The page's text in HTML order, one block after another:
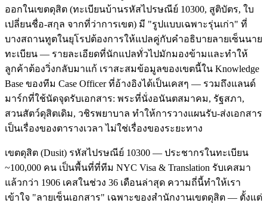
ออกในเขตดุสิต (ทะเบียนบ้านรหัสไปรษณีย์ 10300, สูติบัตร, ใบ
เปลี่ยนชื่อ-สกุล จากที่ว่าการเขต) มี "รูปแบบเฉพาะรุ่นเก่า" ที่
บางสถานทูตในยุโรปต้องการให้แปลคู่กับคำอธิบายลายเซ็นนาย
ทะเบียน — รายละเอียดที่นักแปลทั่วไปมักมองข้ามและทำให้
ลูกค้าต้องวิ่งกลับมาแก้ เราสะสมข้อมูลของเขตนี้ใน Knowledge
Base ของทีม Case Officer ที่อ้างอิงได้เป็นเคสๆ — รวมถึงแลนด์
มาร์กที่ใช้นัดจุดรับเอกสาร: พระที่นั่งอนันตสมาคม, รัฐสภา,
สวนสัตว์ดุสิตเดิม, วชิรพยาบาล ทำให้การวางแผนรับ-ส่งเอกสาร
เป็นเรื่องของตารางเวลา ไม่ใช่เรื่องของระยะทาง
เขตดุสิต (Dusit) รหัสไปรษณีย์ 10300 — ประชากรในทะเบียน
~100,000 คน เป็นพื้นที่ที่ทีม NYC Visa & Translation รับเคสมา
แล้วกว่า 1906 เคสในช่วง 36 เดือนล่าสุด ความถี่นี้ทำให้เรา
เข้าใจ "ลายเซ็นเอกสาร" เฉพาะของสำนักงานเขตดุสิต — ตั้งแต่